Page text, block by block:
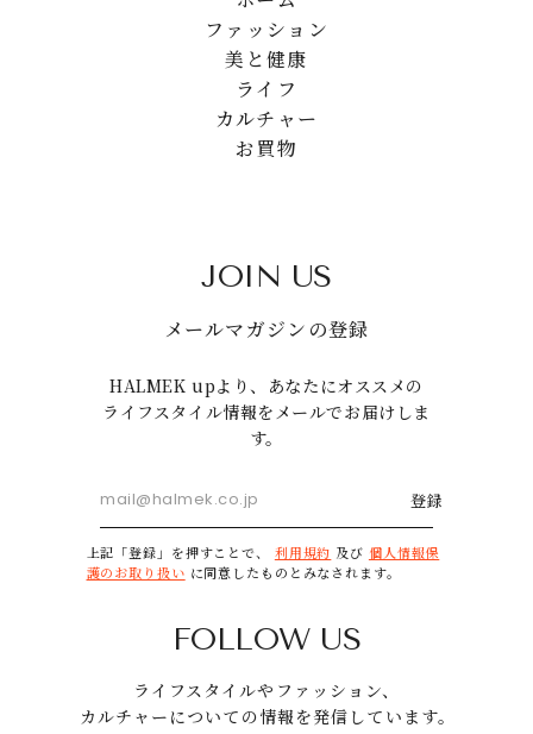
ファッション
美と健康
ライフ
カルチャー
お買物
JOIN US
メールマガジンの登録
HALMEK upより、あなたにオススメの
ライフスタイル情報をメールでお届けしま
す。
登録
上記「登録」を押すことで、 利用規約 及び 個人情報保
護のお取り扱い に同意したものとみなされます。
FOLLOW US
ライフスタイルやファッション、
カルチャーについての情報を発信しています。